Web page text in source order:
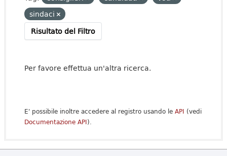
sindaci
Risultato del Filtro
Per favore effettua un'altra ricerca.
E' possibile inoltre accedere al registro usando le API (vedi
Documentazione API).